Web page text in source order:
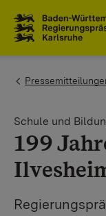
You are here:
Schule und
199